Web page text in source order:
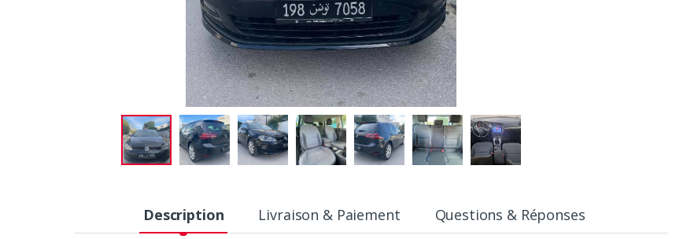
Description Livraison & Paiement Questions & Réponses